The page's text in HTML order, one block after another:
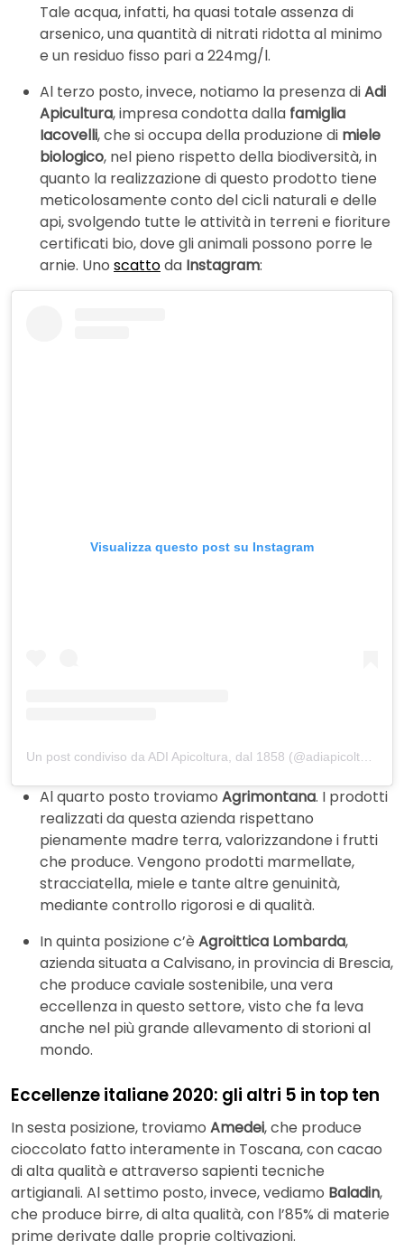
Tale acqua, infatti, ha quasi totale assenza di
arsenico, una quantità di nitrati ridotta al minimo
e un residuo fisso pari a 224mg/l.
Al terzo posto, invece, notiamo la presenza diAdi
Apicultura, impresa condotta dalla famiglia
Iacovelli, che si occupa della produzione di miele
biologico, nel pieno rispetto della biodiversità, in
quanto la realizzazione di questo prodotto tiene
meticolosamente conto del cicli naturali e delle
api, svolgendo tutte le attività in terreni e fioriture
certificati bio, dove gli animali possono porre le
arnie. Uno scattoda Instagram:
Visualizza questo post su Instagram
Al quarto posto troviamo Agrimontana. I prodotti
realizzati da questa azienda rispettano
pienamente madre terra, valorizzandone i frutti
che produce. Vengono prodotti marmellate,
stracciatella, miele e tante altre genuinità,
mediante controllo rigorosi e di qualità.
In quinta posizione c’è Agroittica Lombarda,
azienda situata a Calvisano, in provincia di Brescia,
che produce caviale sostenibile, una vera
eccellenza in questo settore, visto che fa leva
anche nel più grande allevamento di storioni al
mondo.
Eccellenze italiane 2020: gli altri 5 in top ten
In sesta posizione, troviamo Amedei, che produce
cioccolato fatto interamente in Toscana, con cacao
di alta qualità e attraverso sapienti tecniche
artigianali. Al settimo posto, invece, vediamo Baladin,
che produce birre, di alta qualità, con l’85% di materie
prime derivate dalle proprie coltivazioni.